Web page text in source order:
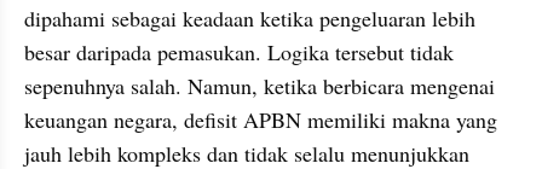
dipahami sebagai keadaan ketika pengeluaran lebih
besar daripada pemasukan. Logika tersebut tidak
sepenuhnya salah. Namun, ketika berbicara mengenai
keuangan negara, defisit APBN memiliki makna yang
jauh lebih kompleks dan tidak selalu menunjukkan